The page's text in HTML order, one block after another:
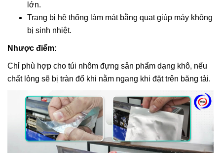
lớn.
Trang bị hệ thống làm mát bằng quạt giúp máy không
bị sinh nhiệt.
Nhược điểm:
Chỉ phù hợp cho túi nhôm đựng sản phẩm dạng khô, nếu
chất lỏng sẽ bị tràn đổ khi nằm ngang khi đặt trên băng tải.